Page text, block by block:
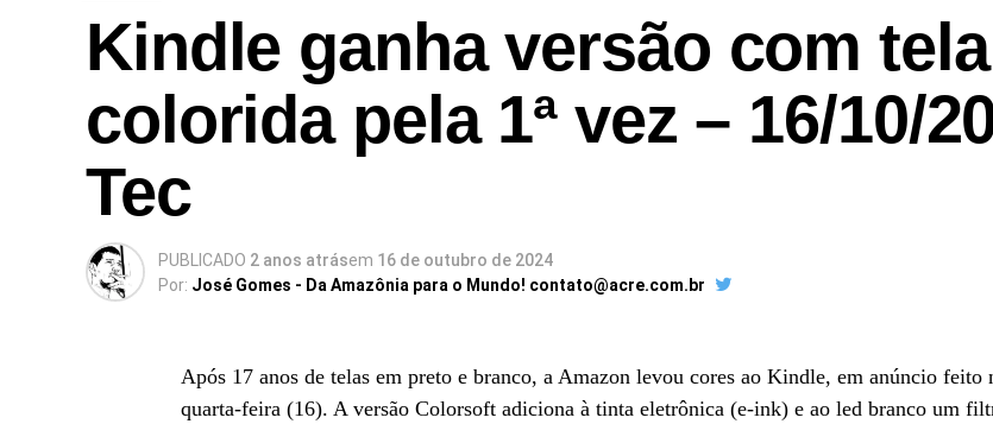
Kindle ganha versão com tela
colorida pela 1ª vez – 16/10/
Tec
PUBLICADO 2 anos atrásem 16 de outubro de 2024
Por: José Gomes - Da Amazônia para o Mundo! contato@acre.com.br
Após 17 anos de telas em preto e branco, a Amazon levou cores ao Kindle, em anúncio feito
quarta-feira (16). A versão Colorsoft adiciona à tinta eletrônica (e-ink) e ao led branco um